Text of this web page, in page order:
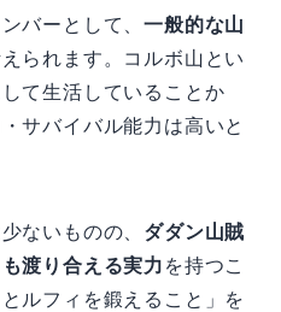
バーとして、一般的な山
られます。コルボ山とい
て生活していることか
サバイバル能力は高いと
ないものの、 ダダン山賊
渡り合える実力 を持つこ
ルフィを鍛えること」を